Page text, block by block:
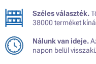
Széles választék.
38000 terméket
Nálunk van ideje.
napon belül